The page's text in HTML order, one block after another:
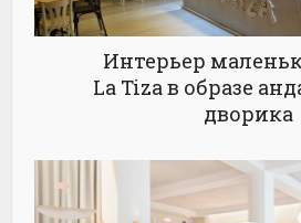
Интерьер
La Tiza в образе
дворика